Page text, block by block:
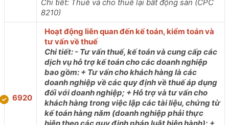
Chi tiết: Thuê và cho thuê lại bất động sản (CPC
8210)
6920
Hoạt động liên quan đến kế toán, kiểm toán và
tư vấn về thuế
Chi tiết: - Tư vấn thuế, kế toán và cung cấp các
dịch vụ hỗ trợ kế toán cho các doanh nghiệp
bao gồm: + Tư vấn cho khách hàng là các
doanh nghiệp về các quy định về thuế áp dụng
đối với doanh nghiệp; + Hỗ trợ và tư vấn cho
khách hàng trong việc lập các tài liệu, chứng từ
kế toán hàng năm (doanh nghiệp phải thực
hiện theo các quy định pháp luật hiện hành); +